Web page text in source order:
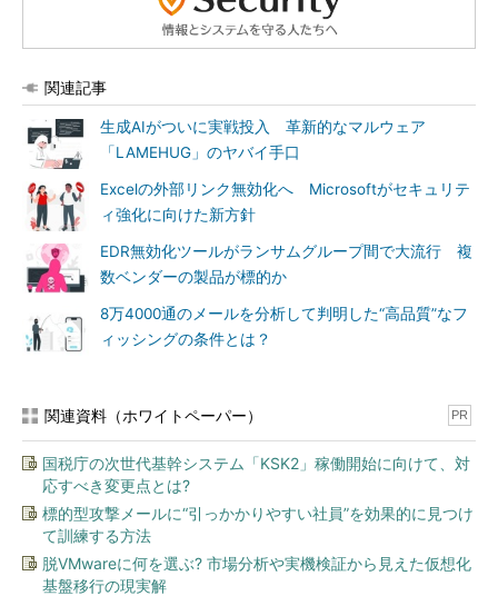
関連記事
生成AIがついに実戦投入 革新的なマルウェア
「LAMEHUG」のヤバイ手口
Excelの外部リンク無効化へ Microsoftがセキュリテ
ィ強化に向けた新方針
EDR無効化ツールがランサムグループ間で大流行 複
数ベンダーの製品が標的か
8万4000通のメールを分析して判明した“高品質”なフ
ィッシングの条件とは？
関連資料（ホワイトペーパー） PR
国税庁の次世代基幹システム「KSK2」稼働開始に向けて、対
応すべき変更点とは?
標的型攻撃メールに“引っかかりやすい社員”を効果的に見つけ
て訓練する方法
脱VMwareに何を選ぶ? 市場分析や実機検証から見えた仮想化
基盤移行の現実解